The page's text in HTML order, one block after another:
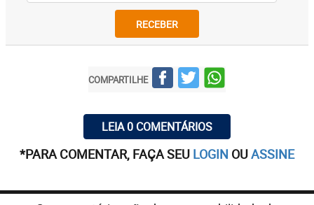
RECEBER
COMPARTILHE
LEIA 0 COMENTÁRIOS
*PARA COMENTAR, FAÇA SEU LOGIN OUASSINE